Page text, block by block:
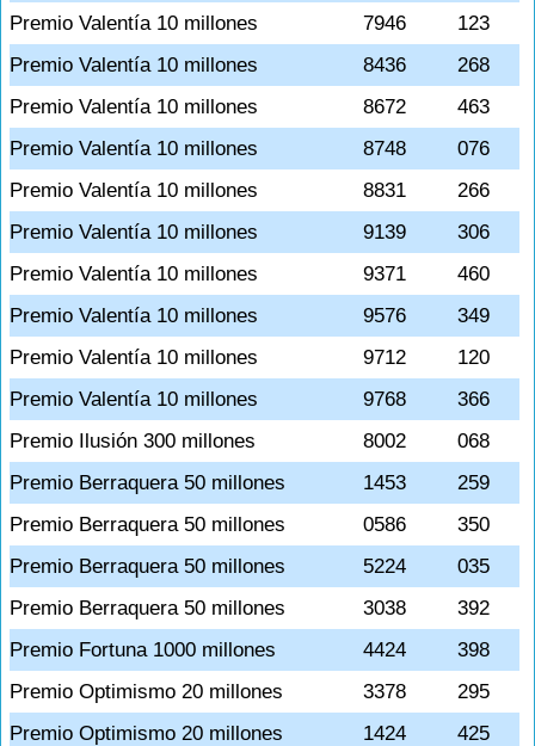
Premio Valentía 10 millones
7946
123
Premio Valentía 10 millones
8436
268
Premio Valentía 10 millones
8672
463
Premio Valentía 10 millones
8748
076
Premio Valentía 10 millones
8831
266
Premio Valentía 10 millones
9139
306
Premio Valentía 10 millones
9371
460
Premio Valentía 10 millones
9576
349
Premio Valentía 10 millones
9712
120
Premio Valentía 10 millones
9768
366
Premio Ilusión 300 millones
8002
068
Premio Berraquera 50 millones
1453
259
Premio Berraquera 50 millones
0586
350
Premio Berraquera 50 millones
5224
035
Premio Berraquera 50 millones
3038
392
Premio Fortuna 1000 millones
4424
398
Premio Optimismo 20 millones
3378
295
Premio Optimismo 20 millones
1424
425